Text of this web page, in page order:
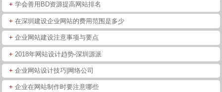
+ 学会善用BD资源提高网站排名
+ 在深圳建设企业网站的费用范围是多少
+ 企业网站建设注意事项与要点
+ 2018年网站设计趋势-深圳源派
+ 企业网站设计技巧|网络公司
+ 企业在网站制作时要注意哪些